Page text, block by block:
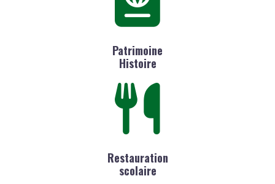
Patrimoine
Histoire
Restauration
scolaire